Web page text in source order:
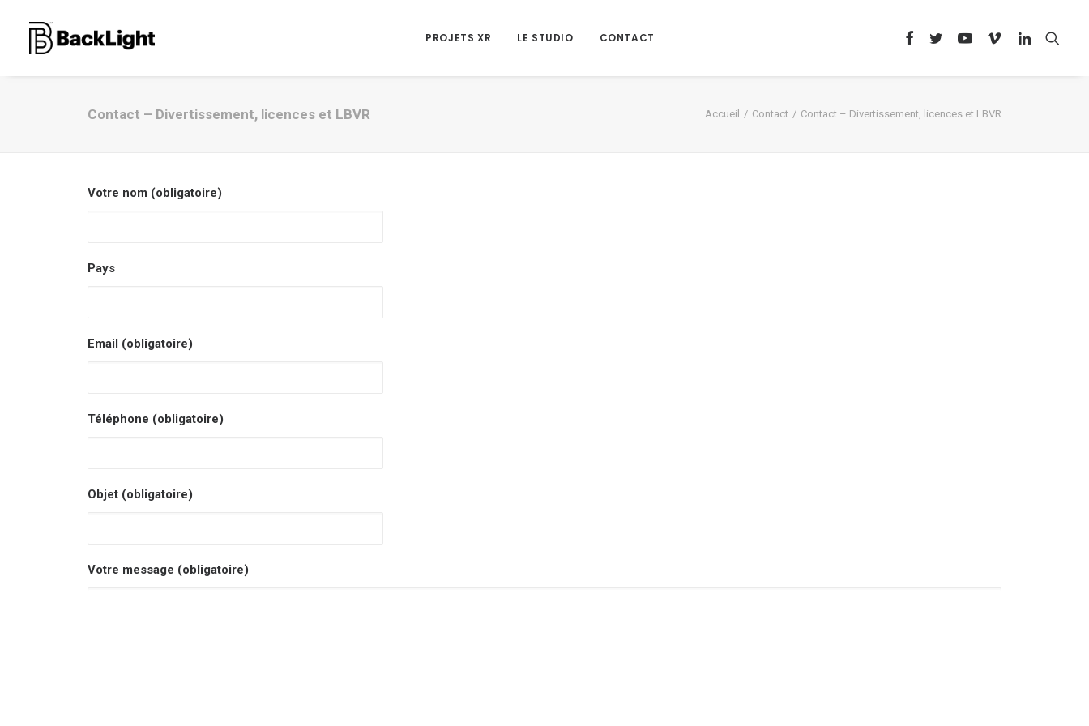
PROJETS XR LE STUDIO CONTACT
Contact – Divertissement, licences et LBVR Accueil Contact Contact – Divertissement, licences et LBVR
Votre nom (obligatoire)
Pays
Email (obligatoire)
Téléphone (obligatoire)
Objet (obligatoire)
Votre message (obligatoire)